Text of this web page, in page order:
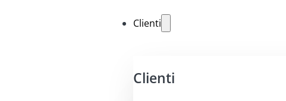
Clienti
Clienti